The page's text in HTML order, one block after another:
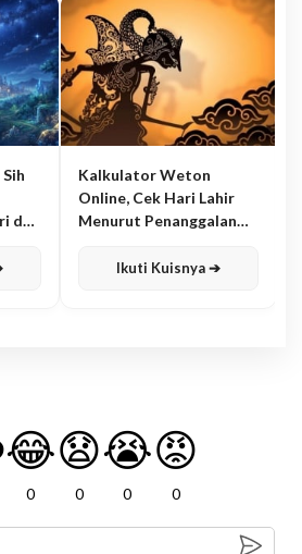
dan
Kalkulator Weton
Online, Cek Hari Lahir
Menurut Penanggalan
Ikuti Kuisnya ➔
😂
0
😧
0
😭
0
😡
0